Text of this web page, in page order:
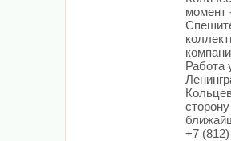
момент
Работа
+7